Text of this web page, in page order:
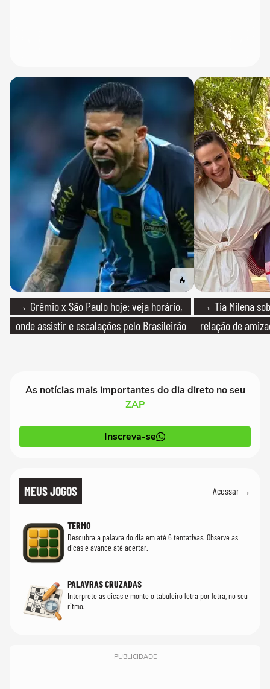
→ Grêmio x São Paulo hoje: veja horário,
onde assistir e escalações pelo Brasileirão
→ Tia Milena
relação de
As notícias mais importantes do dia direto no seu
ZAP
Inscreva-se
MEUS JOGOS Acessar →
TERMO
Descubra a palavra do dia em até 6 tentativas. Observe as
dicas e avance até acertar.
PALAVRAS CRUZADAS
Interprete as dicas e monte o tabuleiro letra por letra, no seu
ritmo.
PUBLICIDADE